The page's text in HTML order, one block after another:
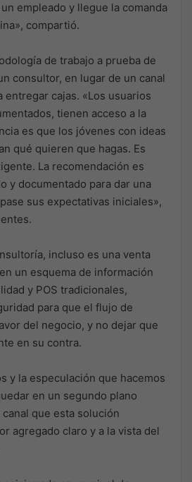
empleado y llegue la comanda
compartió.
de trabajo a prueba de
consultor, en lugar de un canal
entregar cajas. «Los usuarios
tienen acceso a la
es que los jóvenes con ideas
qué quieren que hagas. Es
La recomendación es
y documentado para dar una
sus expectativas iniciales»,
incluso es una venta
un esquema de información
y POS tradicionales,
para que el flujo de
del negocio, y no dejar que
en su contra.
y la especulación que hacemos
en un segundo plano
que esta solución
agregado claro y a la vista del